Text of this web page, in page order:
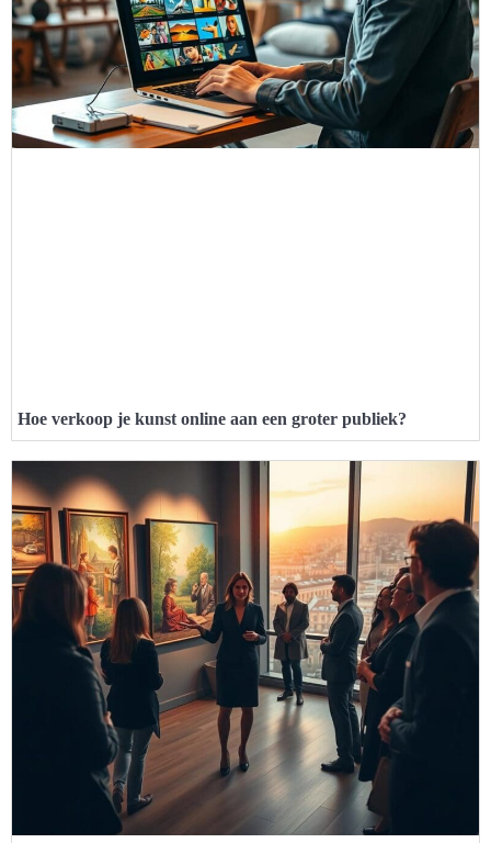
Hoe verkoop je kunst online aan een groter publiek?